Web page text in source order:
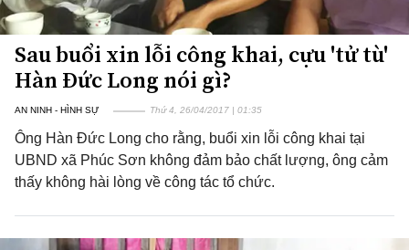
Sau buổi xin lỗi công khai, cựu 'tử tù'
Hàn Đức Long nói gì?
AN NINH - HÌNH SỰ Thứ 4, 26/04/2017 | 01:35
Ông Hàn Đức Long cho rằng, buổi xin lỗi công khai tại
UBND xã Phúc Sơn không đảm bảo chất lượng, ông cảm
thấy không hài lòng về công tác tổ chức.